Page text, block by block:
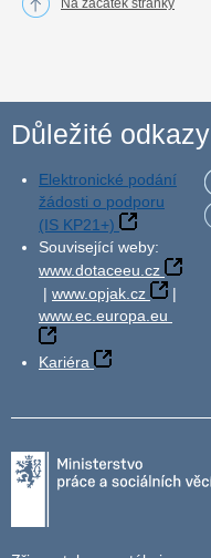
Na začátek stránky
Důležité odkazy
Elektronické podání
žádosti o podporu
(IS KP21+)
Související weby:
www.dotaceeu.cz
| www.opjak.cz
|
www.ec.europa.eu
Kariéra